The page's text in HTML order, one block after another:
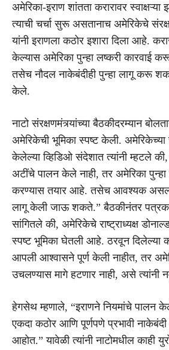
अमेरिका-इराण शांतता करारावर
त्याची चर्चा सुरू असतानाच अमेरिकेचे
यांनी इराणला कठोर इशारा दिला आहे.
केल्यास अमेरिका पुन्हा लष्करी कारवाई
तसेच नौदल नाकेबंदीही पुन्हा लागू करू
केले.
नाटो संरक्षणमंत्र्यांच्या बैठकीदरम्यान
अमेरिकेची भूमिका स्पष्ट केली. अमेरिकेच्या
केलेल्या व्हिडिओ संदेशात त्यांनी म्हटले की,
अटींचे पालन केले नाही, तर अमेरिका
करण्यास तयार आहे. तसेच आवश्यक
लागू केली जाऊ शकते.” बैठकीनंतर
सांगितले की, अमेरिकेचे राष्ट्राध्यक्ष
स्पष्ट भूमिका घेतली आहे. ठरवून दिलेल्या
आपली आश्वासने पूर्ण केली नाहीत, तर
उचलण्यास मागे हटणार नाही, असे त्यांनी
हेगसेथ म्हणाले, “इराणने नियमांचे पालन
एकदा कठोर आणि पूर्णपणे प्रभावी
आहोत.” यावेळी त्यांनी नाटोमधील काही